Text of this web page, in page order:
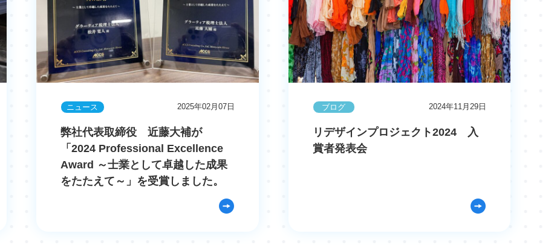
ニュース 2025年02月07日
弊社代表取締役 近藤大補が
「2024 Professional Excellence
Award ～士業として卓越した成果
をたたえて～」を受賞しました。
ブログ 2024年11月29日
リデザインプロジェクト2024 入
賞者発表会